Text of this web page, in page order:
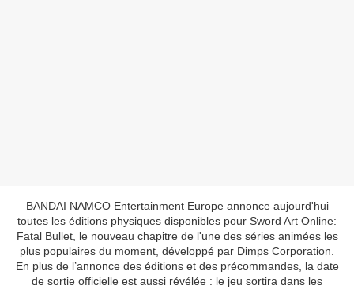
BANDAI NAMCO Entertainment Europe annonce aujourd'hui
toutes les éditions physiques disponibles pour Sword Art Online:
Fatal Bullet, le nouveau chapitre de l'une des séries animées les
plus populaires du moment, développé par Dimps Corporation.
En plus de l’annonce des éditions et des précommandes, la date
de sortie officielle est aussi révélée : le jeu sortira dans les